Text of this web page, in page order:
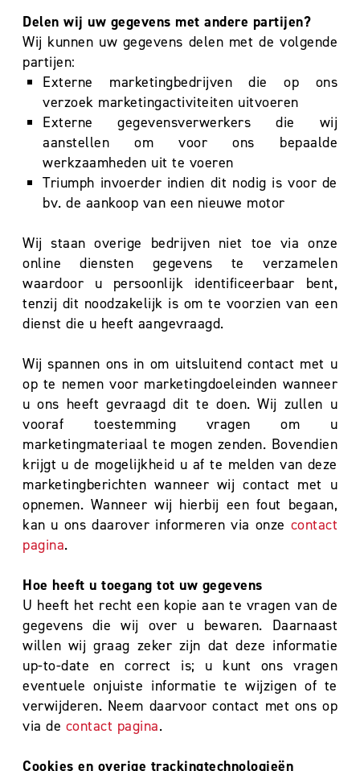
Delen wij uw gegevens met andere partijen?
Wij kunnen uw gegevens delen met de volgende
partijen:
Externe marketingbedrijven die op ons
verzoek marketingactiviteiten uitvoeren
Externe gegevensverwerkers die wij
aanstellen om voor ons bepaalde
werkzaamheden uit te voeren
Triumph invoerder indien dit nodig is voor de
bv. de aankoop van een nieuwe motor
Wij staan overige bedrijven niet toe via onze
online diensten gegevens te verzamelen
waardoor u persoonlijk identificeerbaar bent,
tenzij dit noodzakelijk is om te voorzien van een
dienst die u heeft aangevraagd.
Wij spannen ons in om uitsluitend contact met u
op te nemen voor marketingdoeleinden wanneer
u ons heeft gevraagd dit te doen. Wij zullen u
vooraf toestemming vragen om u
marketingmateriaal te mogen zenden. Bovendien
krijgt u de mogelijkheid u af te melden van deze
marketingberichten wanneer wij contact met u
opnemen. Wanneer wij hierbij een fout begaan,
kan u ons daarover informeren via onze contact
pagina.
Hoe heeft u toegang tot uw gegevens
U heeft het recht een kopie aan te vragen van de
gegevens die wij over u bewaren. Daarnaast
willen wij graag zeker zijn dat deze informatie
up-to-date en correct is; u kunt ons vragen
eventuele onjuiste informatie te wijzigen of te
verwijderen. Neem daarvoor contact met ons op
via de contact pagina.
Cookies en overige trackingtechnologieën